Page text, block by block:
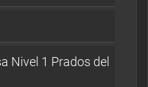
Nivel 1 Prados del